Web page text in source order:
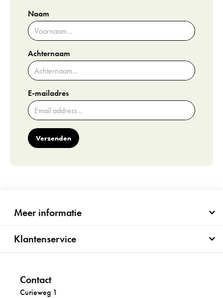
Naam
Achternaam
E-mailadres
Verzenden
Meer informatie
Klantenservice
Contact
Curieweg 1